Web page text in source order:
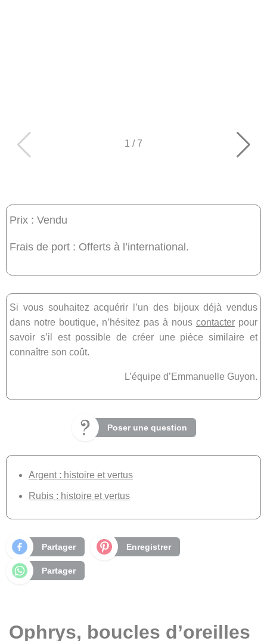
1 / 7
Prix : Vendu
Frais de port : Offerts à l’international.
Si vous souhaitez acquérir l’un des bijoux déjà vendus
dans notre boutique, n’hésitez pas à nous contacter pour
savoir s’il est possible de créer une pièce similaire et
connaître son coût.
L’équipe d’Emmanuelle Guyon.
Poser une question
Argent : histoire et vertus
Rubis : histoire et vertus
Partager Enregistrer
Partager
Ophrys, boucles d’oreilles